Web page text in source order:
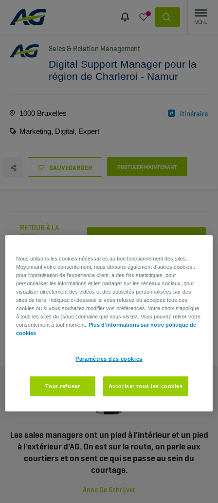
Sales & Relation Management
Digital Support Manager pour la
région de Charleroi - Namur
SAUVEGARDER POSTULER MAINTENANT
1000 Bruxelles itinéraire
Marketing, Digital, Expert
Vous avez une question?
Anne-Sophie Wauters
Recruiter
RETOUR À LA
PAGE
POSTULER MAINTENANT
Les sales managers ont un pied à l'intérieur et un pied
à l'extérieur d'AG. On est sur la route, on parle aux
courtiers et on sent ce qui se passe au sein du
courtage.
Anne De Schrijver
Nous utilisons les cookies nécessaires au bon fonctionnement des sites.
Moyennant votre consentement, nous utilisons également d'autres cookies :
pour l'optimisation de l'expérience client, à des fins statistiques, pour
personnaliser les informations et les partager sur les réseaux sociaux, pour
visualiser directement des vidéos et des publicités personnalisées sur des
sites de tiers. Indiquez ci-dessous si vous refusez ou acceptez tous ces
cookies ou si vous souhaitez modifier vos préférences. Votre choix s'applique
à tous les sites du (sous-)domaine que vous visitez. Vous pouvez retirer votre
consentement à tout moment.
Plus d'informations sur notre politique de
cookies
Paramètres des cookies
Tout refuser Autoriser tous les cookies